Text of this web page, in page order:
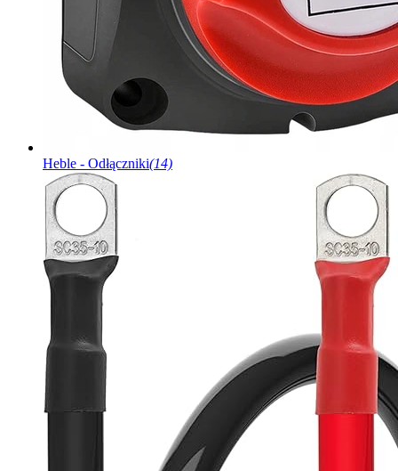
Heble - Odłączniki(14)